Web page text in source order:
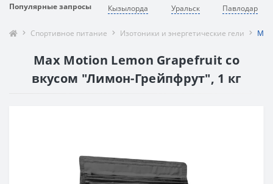
Популярные запросы Кызылорда Уральск Павлодар
Спортивное питание Изотоники и энергетические гели
Max Motion Lemon Grapefruit со
вкусом "Лимон-Грейпфрут", 1 кг